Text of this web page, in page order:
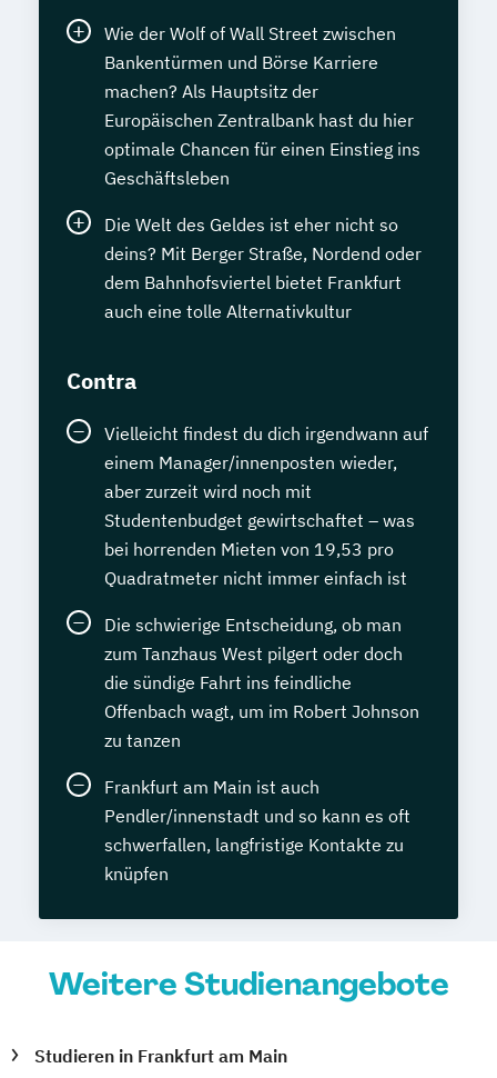
Wie der Wolf of Wall Street zwischen
Bankentürmen und Börse Karriere
machen? Als Hauptsitz der
Europäischen Zentralbank hast du hier
optimale Chancen für einen Einstieg ins
Geschäftsleben
Die Welt des Geldes ist eher nicht so
deins? Mit Berger Straße, Nordend oder
dem Bahnhofsviertel bietet Frankfurt
auch eine tolle Alternativkultur
Contra
Vielleicht findest du dich irgendwann auf
einem Manager/innenposten wieder,
aber zurzeit wird noch mit
Studentenbudget gewirtschaftet – was
bei horrenden Mieten von 19,53 pro
Quadratmeter nicht immer einfach ist
Die schwierige Entscheidung, ob man
zum Tanzhaus West pilgert oder doch
die sündige Fahrt ins feindliche
Offenbach wagt, um im Robert Johnson
zu tanzen
Frankfurt am Main ist auch
Pendler/innenstadt und so kann es oft
schwerfallen, langfristige Kontakte zu
knüpfen
Weitere Studienangebote
Studieren in Frankfurt am Main